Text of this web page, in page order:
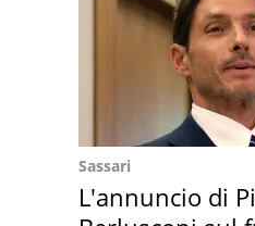
Sassari
L'annuncio di